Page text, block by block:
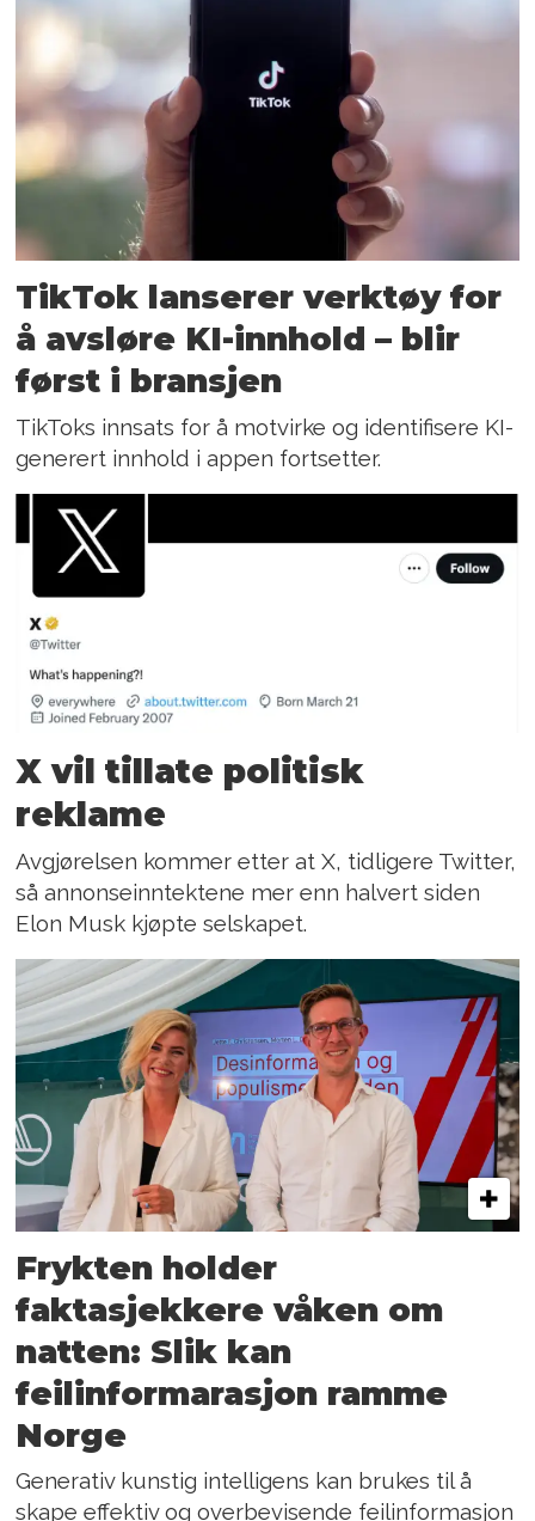
TikTok lanserer verktøy for
å avsløre KI-innhold – blir
først i bransjen
TikToks innsats for å motvirke og identifisere KI-
generert innhold i appen fortsetter.
X vil tillate politisk
reklame
Avgjørelsen kommer etter at X, tidligere Twitter,
så annonseinntektene mer enn halvert siden
Elon Musk kjøpte selskapet.
Frykten holder
faktasjekkere våken om
natten: Slik kan
feilinformarasjon ramme
Norge
Generativ kunstig intelligens kan brukes til å
skape effektiv og overbevisende feilinformasjon